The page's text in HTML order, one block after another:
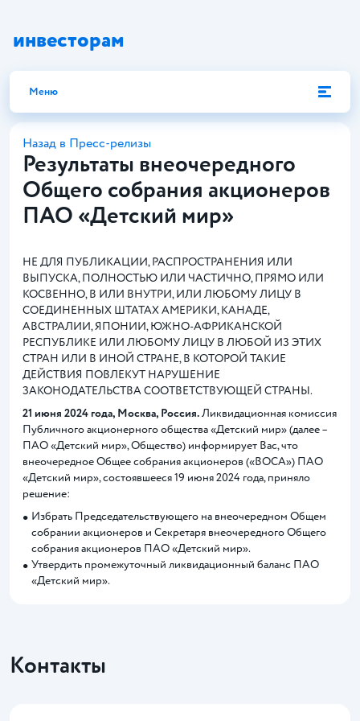
инвесторам
Меню
Назад в Пресс-релизы
Результаты внеочередного
Общего собрания акционеров
ПАО «Детский мир»
НЕ ДЛЯ ПУБЛИКАЦИИ, РАСПРОСТРАНЕНИЯ ИЛИ
ВЫПУСКА, ПОЛНОСТЬЮ ИЛИ ЧАСТИЧНО, ПРЯМО ИЛИ
КОСВЕННО, В ИЛИ ВНУТРИ, ИЛИ ЛЮБОМУ ЛИЦУ В
СОЕДИНЕННЫХ ШТАТАХ АМЕРИКИ, КАНАДЕ,
АВСТРАЛИИ, ЯПОНИИ, ЮЖНО-АФРИКАНСКОЙ
РЕСПУБЛИКЕ ИЛИ ЛЮБОМУ ЛИЦУ В ЛЮБОЙ ИЗ ЭТИХ
СТРАН ИЛИ В ИНОЙ СТРАНЕ, В КОТОРОЙ ТАКИЕ
ДЕЙСТВИЯ ПОВЛЕКУТ НАРУШЕНИЕ
ЗАКОНОДАТЕЛЬСТВА СООТВЕТСТВУЮЩЕЙ СТРАНЫ.
21 июня 2024 года, Москва, Россия.Ликвидационная комиссия
Публичного акционерного общества «Детский мир» (далее –
ПАО «Детский мир», Общество) информирует Вас, что
внеочередное Общее собрания акционеров («ВОСА») ПАО
«Детский мир», состоявшееся 19 июня 2024 года, приняло
решение:
Избрать Председательствующего на внеочередном Общем
собрании акционеров и Секретаря внеочередного Общего
собрания акционеров ПАО «Детский мир».
Утвердить промежуточный ликвидационный баланс ПАО
«Детский мир».
Контакты